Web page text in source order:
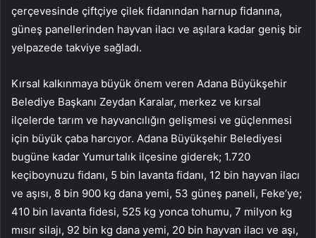
çerçevesinde çiftçiye çilek fidanından harnup fidanına,
güneş panellerinden hayvan ilacı ve aşılara kadar geniş bir
yelpazede takviye sağladı.
Kırsal kalkınmaya büyük önem veren Adana Büyükşehir
Belediye Başkanı Zeydan Karalar, merkez ve kırsal
ilçelerde tarım ve hayvancılığın gelişmesi ve güçlenmesi
için büyük çaba harcıyor. Adana Büyükşehir Belediyesi
bugüne kadar Yumurtalık ilçesine giderek; 1.720
keçiboynuzu fidanı, 5 bin lavanta fidanı, 12 bin hayvan ilacı
ve aşısı, 8 bin 900 kg dana yemi, 53 güneş paneli, Feke’ye;
410 bin lavanta fidesi, 525 kg yonca tohumu, 7 milyon kg
mısır silajı, 92 bin kg dana yemi, 20 bin hayvan ilacı ve aşı,